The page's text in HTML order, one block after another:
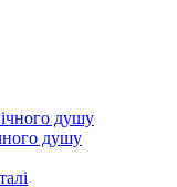
душу
душу